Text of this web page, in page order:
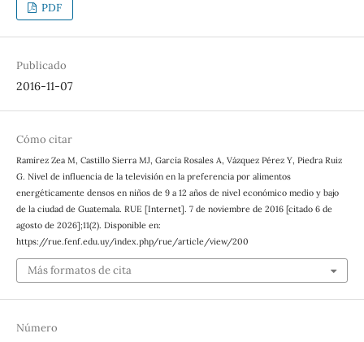
PDF
Publicado
2016-11-07
Cómo citar
Ramírez Zea M, Castillo Sierra MJ, García Rosales A, Vázquez Pérez Y, Piedra Ruiz
G. Nivel de influencia de la televisión en la preferencia por alimentos
energéticamente densos en niños de 9 a 12 años de nivel económico medio y bajo
de la ciudad de Guatemala. RUE [Internet]. 7 de noviembre de 2016 [citado 6 de
agosto de 2026];11(2). Disponible en:
https://rue.fenf.edu.uy/index.php/rue/article/view/200
Más formatos de cita
Número